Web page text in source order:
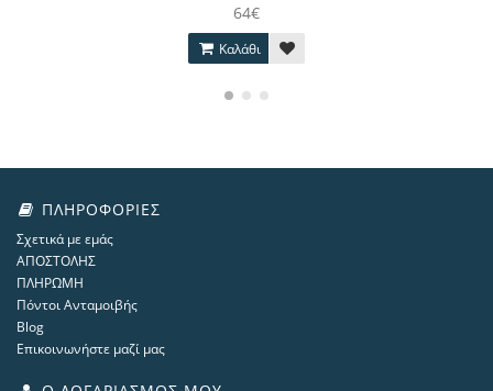
64€
Καλάθι
ΠΛΗΡΟΦΟΡΊΕΣ
Σχετικά με εμάς
ΑΠΟΣΤΟΛΗΣ
ΠΛΗΡΩΜΗ
Πόντοι Ανταμοιβής
Blog
Επικοινωνήστε μαζί μας